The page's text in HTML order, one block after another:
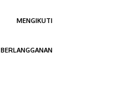
MENGIKUTI
BERLANGGANAN